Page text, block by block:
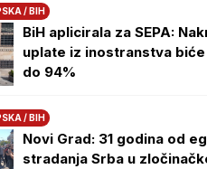
/ BIH
BiH aplicirala za SEPA:
uplate iz inostranstva
do 94%
/ BIH
Novi Grad: 31 godina od
stradanja Srba u